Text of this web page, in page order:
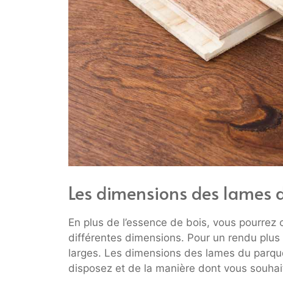
Les dimensions des lames
En plus de l’essence de bois, vous
différentes dimensions. Pour un rendu
larges. Les dimensions des lames du
disposez et de la manière dont vous